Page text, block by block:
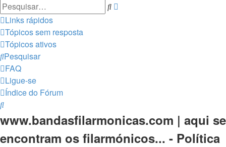
Pesquisar
Links rápidos
Tópicos sem resposta
Tópicos ativos
Pesquisar
FAQ
Ligue-se
Índice do Fórum
Pesquisar
www.bandasfilarmonicas.com | aqui se
encontram os filarmónicos... - Política